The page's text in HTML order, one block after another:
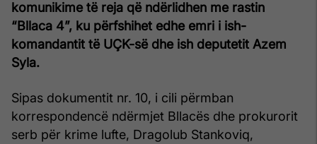
komunikime të reja që ndërlidhen me rastin
“Bllaca 4”, ku përfshihet edhe emri i ish-
komandantit të UÇK-së dhe ish deputetit Azem
Syla.
Sipas dokumentit nr. 10, i cili përmban
korrespondencë ndërmjet Bllacës dhe prokurorit
serb për krime lufte, Dragolub Stankoviq,